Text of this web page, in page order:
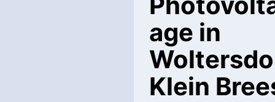
age in
Klein